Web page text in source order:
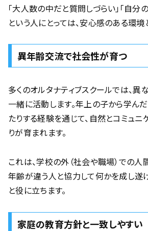
「大人数の中だと質問しづらい」「自分
という人にとっては、安心感のある環境
異年齢交流で社会性が育つ
多くのオルタナティブスクールでは、
一緒に活動します。年上の子から学ん
たりする経験を通じて、自然とコミュ
りが育まれます。
これは、学校の外（社会や職場）での人
年齢が違う人と協力して何かを成し遂
と役に立ちます。
家庭の教育方針と一致しやすい